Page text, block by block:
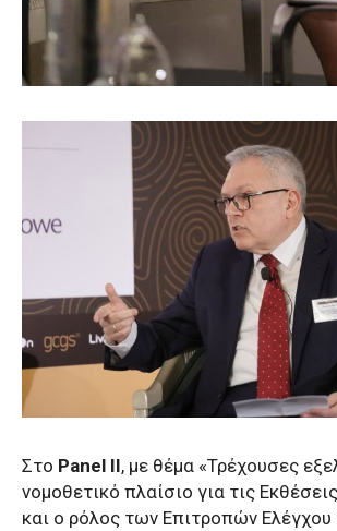
Στο Panel ΙΙ, με θέμα «Τρέχουσες
νομοθετικό πλαίσιο για τις
και ο ρόλος των Επιτροπών Ελέγχου